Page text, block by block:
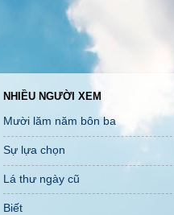
NHIỀU NGƯỜI XEM
Mười lăm năm bôn ba
Sự lựa chọn
Lá thư ngày cũ
Biết